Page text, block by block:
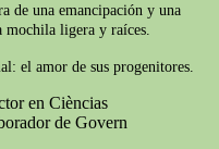
de una emancipación y una
mochila ligera y raíces.
el amor de sus progenitores.
en Cièncias
de Govern